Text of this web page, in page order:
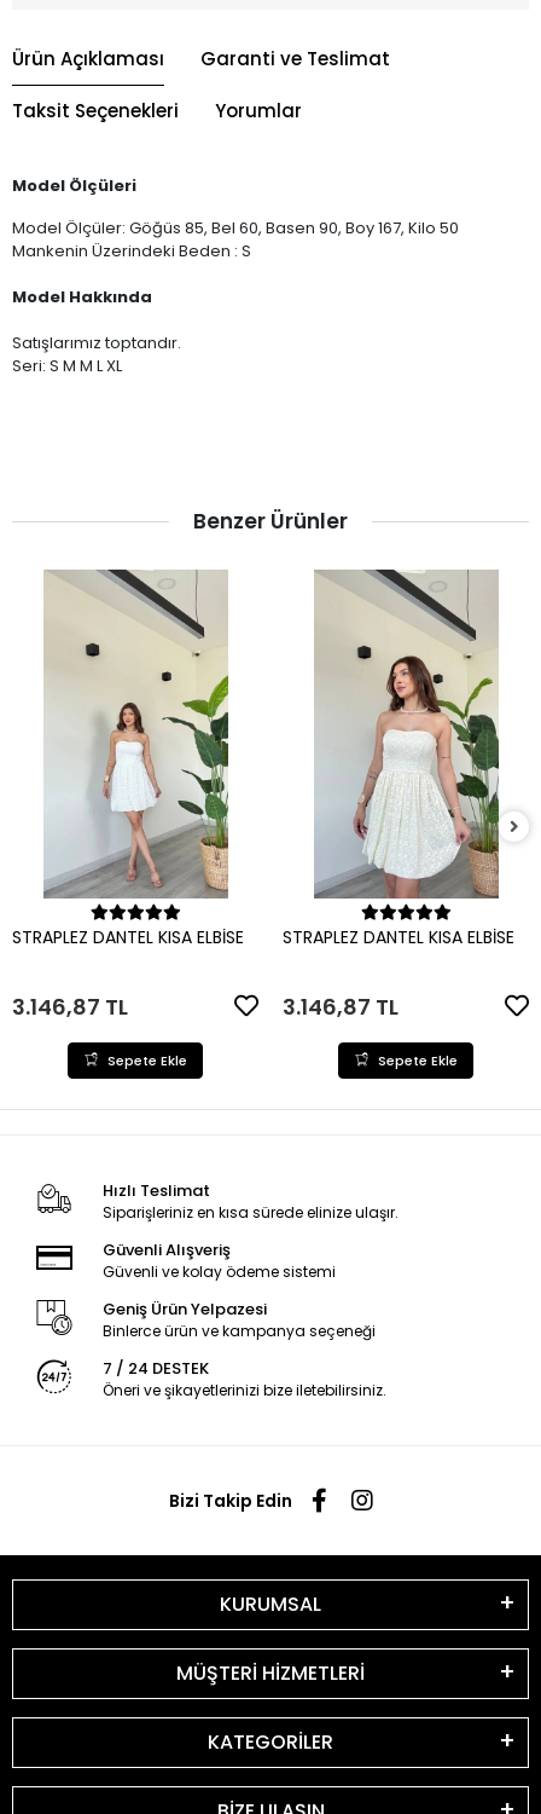
Ürün Açıklaması Garanti ve Teslimat
Taksit Seçenekleri Yorumlar
Model Ölçüleri
Model Ölçüler: Göğüs 85, Bel 60, Basen 90, Boy 167, Kilo 50
Mankenin Üzerindeki Beden : S
Model Hakkında
Satışlarımız toptandır.
Seri: S M M L XL
Benzer Ürünler
Sepete Ekle
STRAPLEZ DANTEL KISA ELBİSE
3.146,87 TL
Sepete Ekle
Sepete Ekle
STRAPLEZ DANTEL KISA ELBİSE
3.146,87 TL
Sepete Ekle
Hızlı Teslimat
Siparişleriniz en kısa sürede elinize ulaşır.
Güvenli Alışveriş
Güvenli ve kolay ödeme sistemi
Geniş Ürün Yelpazesi
Binlerce ürün ve kampanya seçeneği
7 / 24 DESTEK
Öneri ve şikayetlerinizi bize iletebilirsiniz.
Bizi Takip Edin
KURUMSAL
MÜŞTERİ HİZMETLERİ
KATEGORİLER